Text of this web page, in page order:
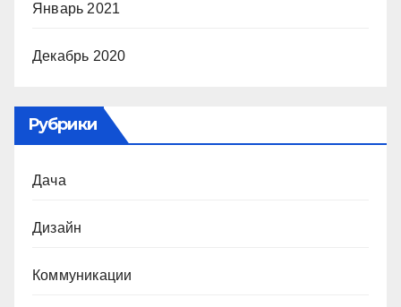
Январь 2021
Декабрь 2020
Рубрики
Дача
Дизайн
Коммуникации